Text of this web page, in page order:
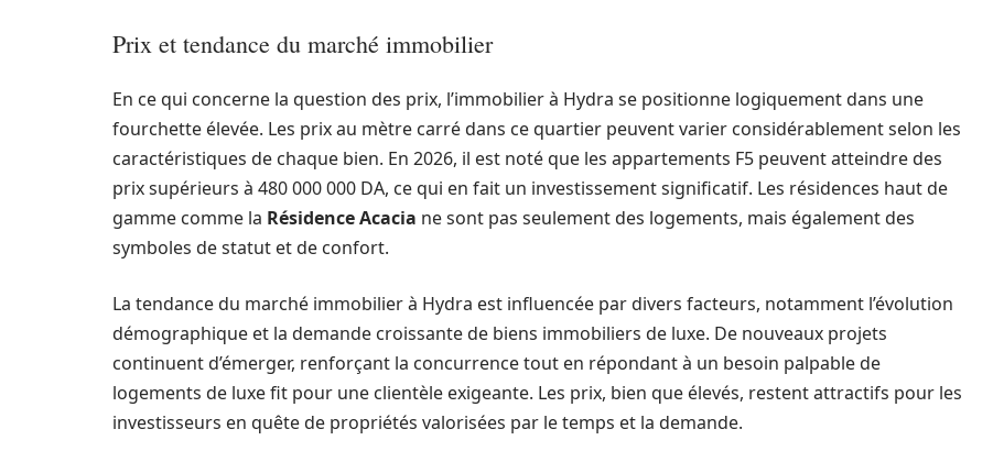
Prix et tendance du marché immobilier
En ce qui concerne la question des prix, l’immobilier à Hydra se positionne logiquement dans une
fourchette élevée. Les prix au mètre carré dans ce quartier peuvent varier considérablement selon les
caractéristiques de chaque bien. En 2026, il est noté que les appartements F5 peuvent atteindre des
prix supérieurs à 480 000 000 DA, ce qui en fait un investissement significatif. Les résidences haut de
gamme comme la Résidence Acacia ne sont pas seulement des logements, mais également des
symboles de statut et de confort.
La tendance du marché immobilier à Hydra est influencée par divers facteurs, notamment l’évolution
démographique et la demande croissante de biens immobiliers de luxe. De nouveaux projets
continuent d’émerger, renforçant la concurrence tout en répondant à un besoin palpable de
logements de luxe fit pour une clientèle exigeante. Les prix, bien que élevés, restent attractifs pour les
investisseurs en quête de propriétés valorisées par le temps et la demande.